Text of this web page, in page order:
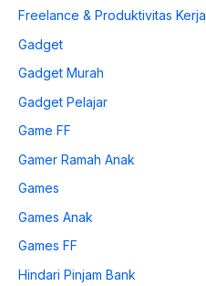
Freelance & Produktivitas Kerja
Gadget
Gadget Murah
Gadget Pelajar
Game FF
Gamer Ramah Anak
Games
Games Anak
Games FF
Hindari Pinjam Bank